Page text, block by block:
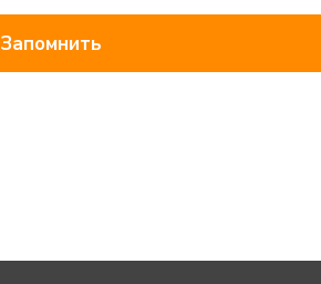
Запомнить